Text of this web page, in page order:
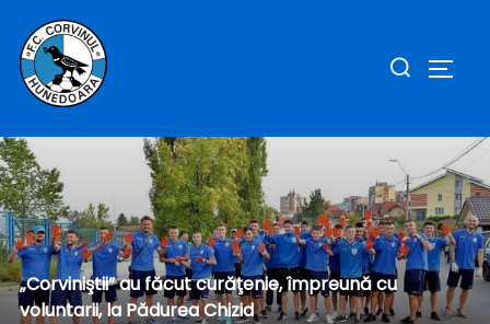
conținut
după:
„Corviniştii” au făcut curăţenie, împreună cu
voluntarii, la Pădurea Chizid